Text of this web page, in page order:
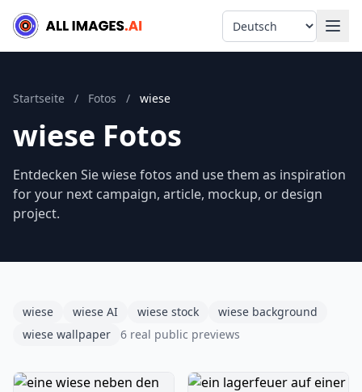
Language
Startseite / Fotos / wiese
wiese Fotos
Entdecken Sie wiese fotos and use them as inspiration
for your next campaign, article, mockup, or design
project.
wiese wiese AI wiese stock
wiese background
wiese wallpaper
6 real public previews